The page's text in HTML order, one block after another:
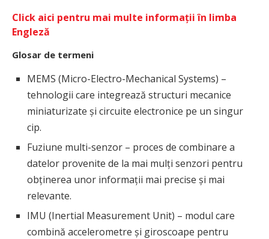
Click aici pentru mai multe informații în limba
Engleză
Glosar de termeni
MEMS (Micro-Electro-Mechanical Systems) –
tehnologii care integrează structuri mecanice
miniaturizate și circuite electronice pe un singur
cip.
Fuziune multi-senzor – proces de combinare a
datelor provenite de la mai mulți senzori pentru
obținerea unor informații mai precise și mai
relevante.
IMU (Inertial Measurement Unit) – modul care
combină accelerometre și giroscoape pentru